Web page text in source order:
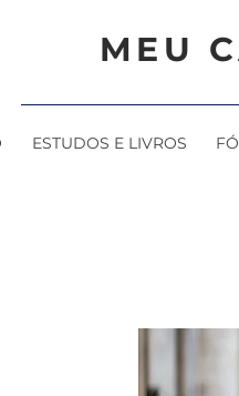
MEU
ESTUDOS E LIVROS